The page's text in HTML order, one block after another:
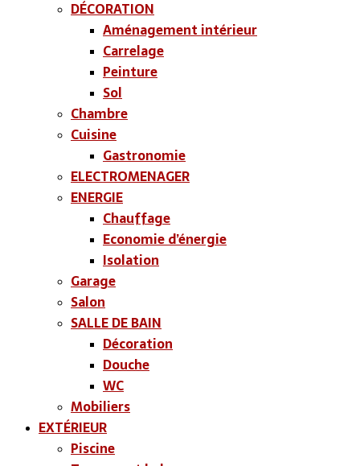
DÉCORATION
Aménagement intérieur
Carrelage
Peinture
Sol
Chambre
Cuisine
Gastronomie
ELECTROMENAGER
ENERGIE
Chauffage
Economie d’énergie
Isolation
Garage
Salon
SALLE DE BAIN
Décoration
Douche
WC
Mobiliers
EXTÉRIEUR
Piscine